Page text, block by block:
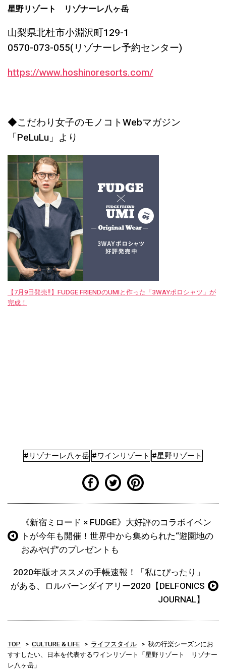
星野リゾート リゾナーレ八ヶ岳
山梨県北杜市小淵沢町129-1
0570-073-055(リゾナーレ予約センター)
https://www.hoshinoresorts.com/
◆こだわり女子のモノコトWebマガジン
「PeLuLu」より
【7月9日発売‼︎】FUDGE FRIENDのUMIと作った「3WAYポロシャツ」が
完成！
#リゾナーレ八ヶ岳 #ワインリゾート #星野リゾート
《新宿ミロード × FUDGE》大好評のコラボイベン
トが今年も開催！世界中から集められた“遊園地の
おみやげ”のプレゼントも
2020年版オススメの手帳速報！「私にぴったり」
がある、ロルバーンダイアリー2020【DELFONICS
JOURNAL】
TOP CULTURE & LIFE ライフスタイル
秋の行楽シーズンにお
すすしたい、日本を代表するワインリゾート「星野リゾート リゾナー
レ八ヶ岳」